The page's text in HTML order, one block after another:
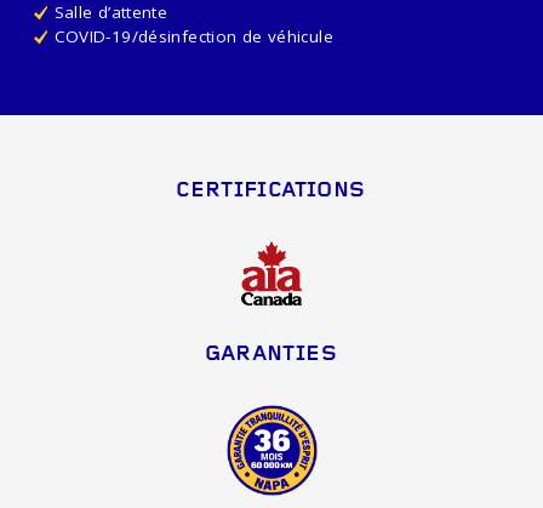
Salle d’attente
COVID-19/désinfection de véhicule
CERTIFICATIONS
GARANTIES